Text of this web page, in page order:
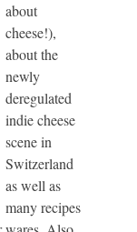
about
cheese!),
about the
newly
deregulated
indie cheese
scene in
Switzerland
as well as
many recipes